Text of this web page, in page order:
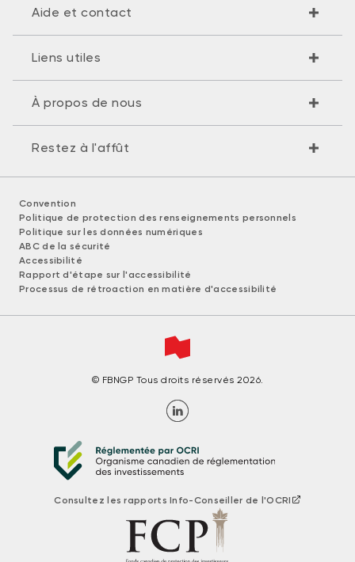
Aide et contact
Liens utiles
À propos de nous
Restez à l'affût
Convention
Politique de protection des renseignements personnels
Politique sur les données numériques
ABC de la sécurité
Accessibilité
Rapport d'étape sur l'accessibilité
Processus de rétroaction en matière d'accessibilité
© FBNGP Tous droits réservés 2026.
Consultez les rapports Info-Conseiller de l'OCRI